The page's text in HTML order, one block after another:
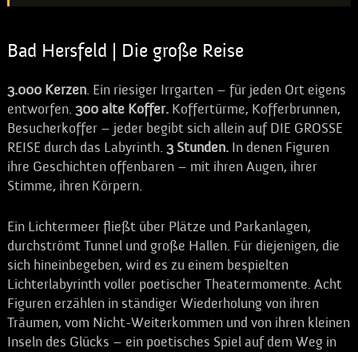
Bad Hersfeld | Die große Reise
3.000Kerzen. Ein riesiger Irrgarten – für jeden Ort eigens
entworfen. 300 alte Koffer.Koffertürme, Kofferbrunnen,
Besucherkoffer – jeder begibt sich allein auf DIE GROSSE
REISE durch das Labyrinth. 3 Stunden.In denen Figuren
ihre Geschichten offenbaren – mit ihren Augen, ihrer
Stimme, ihren Körpern.
Ein Lichtermeer fließt über Plätze und Parkanlagen,
durchströmt Tunnel und große Hallen. Für diejenigen, die
sich hineinbegeben, wird es zu einem bespielten
Lichterlabyrinth voller poetischer Theatermomente. Acht
Figuren erzählen in ständiger Wiederholung von ihren
Träumen, vom Nicht-Weiterkommen und von ihren kleinen
Inseln des Glücks – ein poetisches Spiel auf dem Weg in